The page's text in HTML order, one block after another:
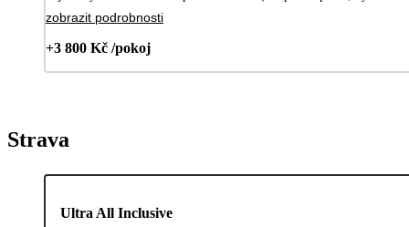
zobrazit podrobnosti
+3 800 Kč /pokoj
Strava
Ultra All Inclusive